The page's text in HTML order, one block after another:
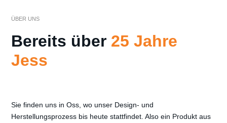
ÜBER UNS
Bereits über 25 Jahre
Jess
Sie finden uns in Oss, wo unser Design- und
Herstellungsprozess bis heute stattfindet. Also ein Produkt aus